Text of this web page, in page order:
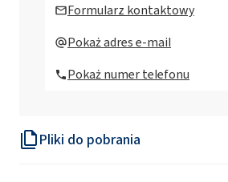
Pliki do pobrania
Chemal OA-20/70CWS
Chemal OA-9
Formularz kontaktowy
Pokaż adres e-mail
Pokaż numer telefonu